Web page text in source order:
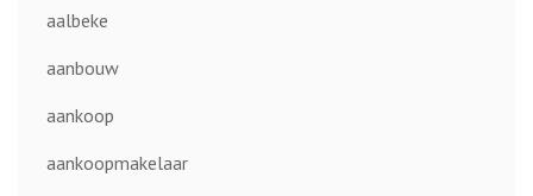
aalbeke
aanbouw
aankoop
aankoopmakelaar